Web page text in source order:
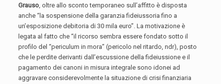
Grauso, oltre allo sconto temporaneo sull’affitto è disposta
anche “la sospensione della garanzia fideiussoria fino a
un’esposizione debitoria di 30 mila euro”. La motivazione è
legata al fatto che “il ricorso sembra essere fondato sotto il
profilo del “periculum in mora” (pericolo nel ritardo, ndr), posto
che le perdite derivanti dall’escussione della fideiussione e il
pagamento dei canoni in misura integrale sono idonei ad
aggravare considerevolmente la situazione di crisi finanziaria